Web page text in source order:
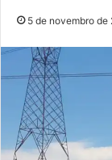
5 de novembro de